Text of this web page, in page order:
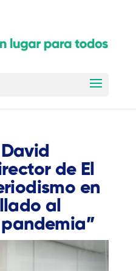
David
de El
en
al